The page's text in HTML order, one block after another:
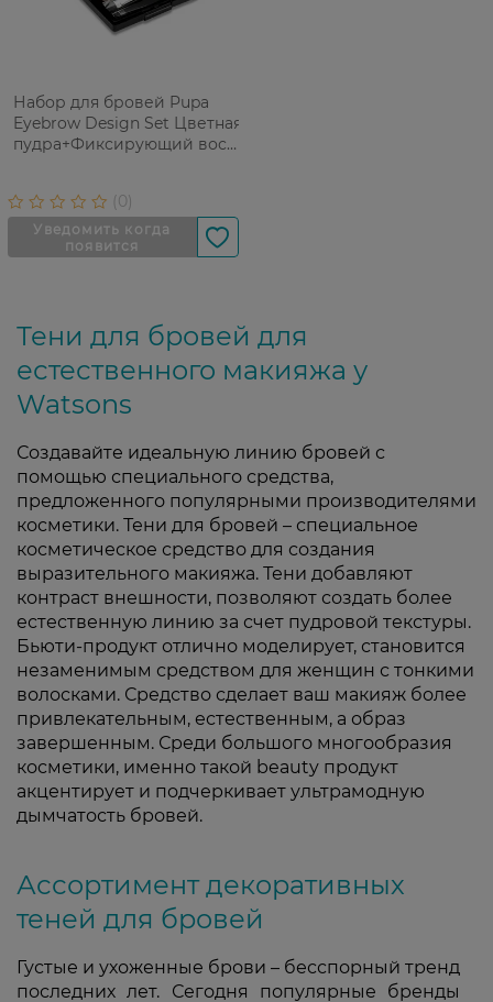
Набор для бровей Pupa
Eyebrow Design Set Цветная
пудра+Фиксирующий воск,
Тени для бровей для
естественного макияжа у
Watsons
Создавайте идеальную линию бровей с
помощью специального средства,
предложенного популярными производителями
косметики. Тени для бровей – специальное
косметическое средство для создания
выразительного макияжа. Тени добавляют
контраст внешности, позволяют создать более
естественную линию за счет пудровой текстуры.
Бьюти-продукт отлично моделирует, становится
незаменимым средством для женщин с тонкими
волосками. Средство сделает ваш макияж более
привлекательным, естественным, а образ
завершенным. Среди большого многообразия
косметики, именно такой beauty продукт
акцентирует и подчеркивает ультрамодную
дымчатость бровей.
Ассортимент декоративных
теней для бровей
Густые и ухоженные брови – бесспорный тренд
последних лет. Сегодня популярные бренды